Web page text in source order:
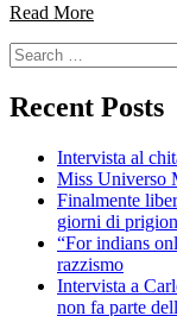
Read More
Search
for:
Recent Posts
Intervista al
Miss Universo
Finalmente
giorni di
“For indians
razzismo
Intervista a
non fa parte